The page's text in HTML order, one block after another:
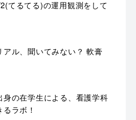
てるてる)の運用観測をして
アル、聞いてみない？ 軟膏
身の在学生による、看護学科
ラボ！